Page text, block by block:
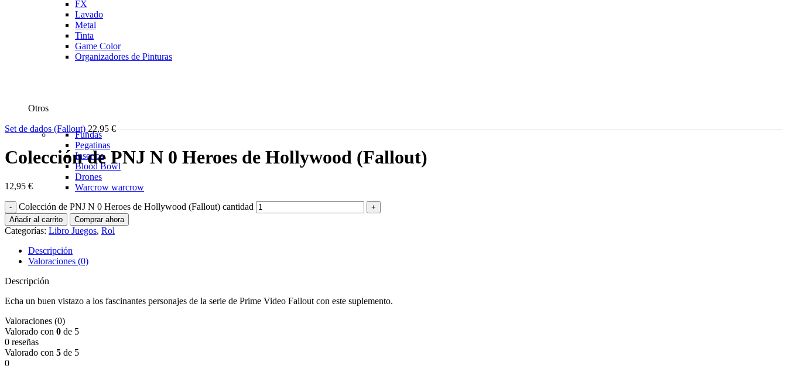
FX
Lavado
Metal
Tinta
Game Color
Organizadores de Pinturas
Otros
Fundas
Pegatinas
Insertos
Blood Bowl
Drones
Warcrow warcrow
Set de dados (Fallout)22,95€
Colección de PNJ N 0 Heroes de Hollywood (Fallout)
12,95 €
Colección de PNJ N 0 Heroes de Hollywood (Fallout) cantidad
Añadir al carrito Comprar ahora
Categorías: Libro Juegos, Rol
Descripción
Valoraciones (0)
Descripción
Echa un buen vistazo a los fascinantes personajes de la serie de Prime Video Fallout con este suplemento.
Valoraciones (0)
Valorado con 0 de 5
0 reseñas
Valorado con 5 de 5
0